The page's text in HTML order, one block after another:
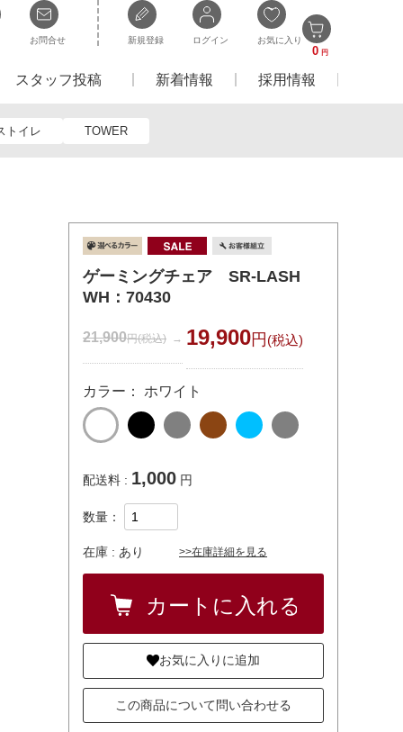
お問合せ 新規登録 ログイン お気に入り
0 円
スタッフ投稿 新着情報 採用情報
トイレ TOWER
ゲーミングチェア SR-LASH
WH：70430
21,900円(税込) 19,900円 (税込)
カラー： ホワイト
配送料 : 1,000 円
数量：
在庫 : あり >>在庫詳細を見る
お気に入りに追加
この商品について問い合わせる